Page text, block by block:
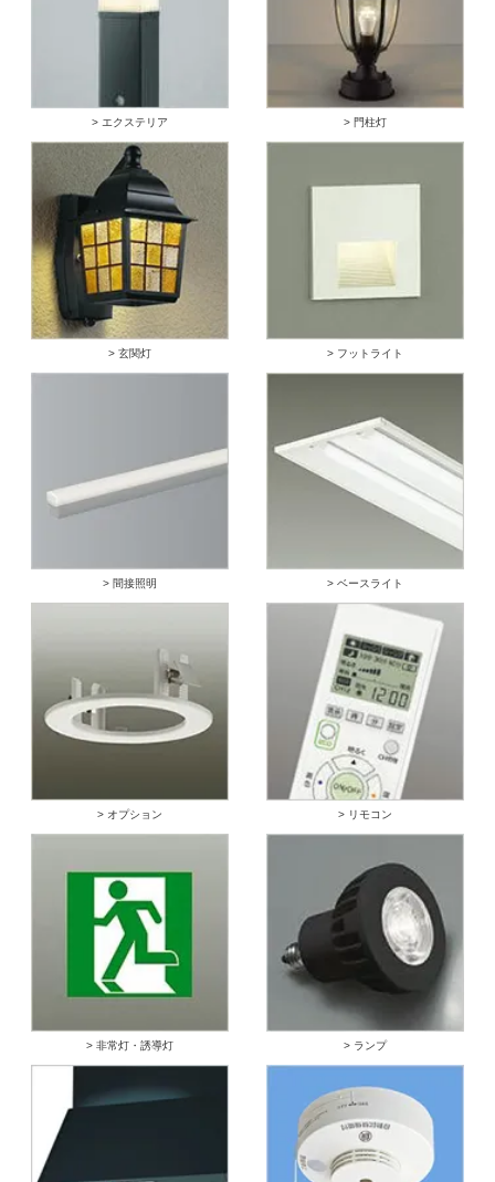
> エクステリア > 門柱灯
> 玄関灯 > フットライト
> 間接照明 > ベースライト
> オプション > リモコン
> 非常灯・誘導灯 > ランプ